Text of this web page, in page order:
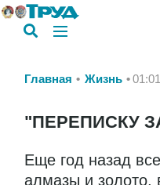
Главная Жизнь
"ПЕРЕПИСКУ
Еще год назад
алмазы и золото,